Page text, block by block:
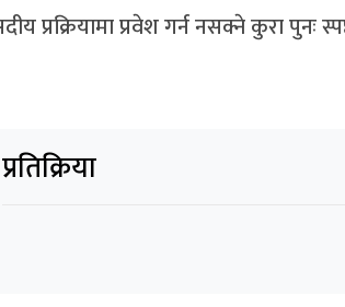
प्रक्रियामा प्रवेश गर्न नसक्ने कुरा पुनः
प्रतिक्रिया